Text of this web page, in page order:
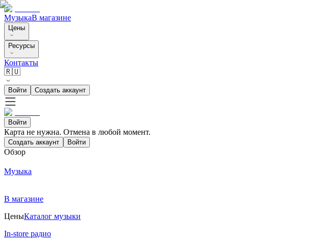
МузыкаВ магазине
Цены
Ресурсы
Контакты
🇷🇺
Войти Создать аккаунт
Войти
Карта не нужна. Отмена в любой момент.
Создать аккаунт Войти
Обзор
Музыка
В магазине
ЦеныКаталог музыки
In-store радио